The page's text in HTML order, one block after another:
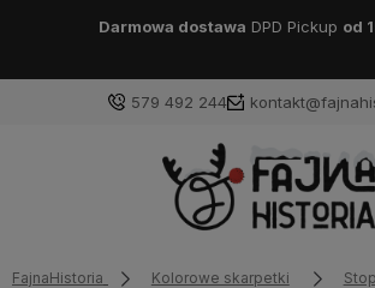
Darmowa dostawa DPD Pickup od
579 492 244
FajnaHistoria Kolorowe skarpetki